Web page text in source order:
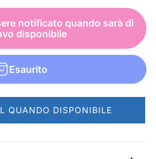
notificato quando sarà di
disponibile
Esaurito
QUANDO DISPONIBILE